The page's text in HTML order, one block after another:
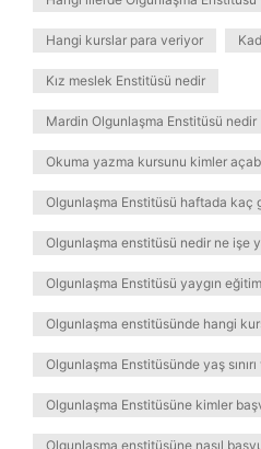
Hangi kurslar para veriyor
Kız meslek Enstitüsü nedir
Mardin Olgunlaşma Enstitüsü nedir
Okuma yazma kursunu kimler
Olgunlaşma Enstitüsü haftada kaç
Olgunlaşma enstitüsü nedir ne işe
Olgunlaşma Enstitüsü yaygın
Olgunlaşma enstitüsünde hangi
Olgunlaşma Enstitüsünde yaş sınırı
Olgunlaşma Enstitüsüne kimler
Olgunlaşma enstitüsüne nasıl